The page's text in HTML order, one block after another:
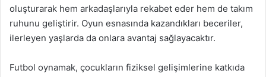
oluşturarak hem arkadaşlarıyla rekabet eder hem de takım
ruhunu geliştirir. Oyun esnasında kazandıkları beceriler,
ilerleyen yaşlarda da onlara avantaj sağlayacaktır.
Futbol oynamak, çocukların fiziksel gelişimlerine katkıda